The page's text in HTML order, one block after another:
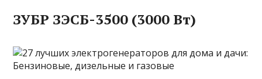
ЗУБР ЗЭСБ-3500 (3000 Вт)